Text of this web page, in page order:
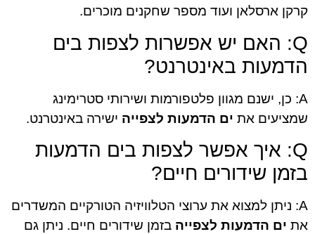
קרקן ארסלאן ועוד מספר שחקנים מוכרים.
Q: האם יש אפשרות לצפות בים
הדמעות באינטרנט?
A: כן, ישנם מגוון פלטפורמות ושירותי סטרימינג
שמציעים את ים הדמעות לצפייה ישירה באינטרנט.
Q: איך אפשר לצפות בים הדמעות
בזמן שידורים חיים?
A: ניתן למצוא את ערוצי הטלוויזיה הטורקיים המשדרים
את ים הדמעות לצפייה בזמן שידורים חיים. ניתן גם